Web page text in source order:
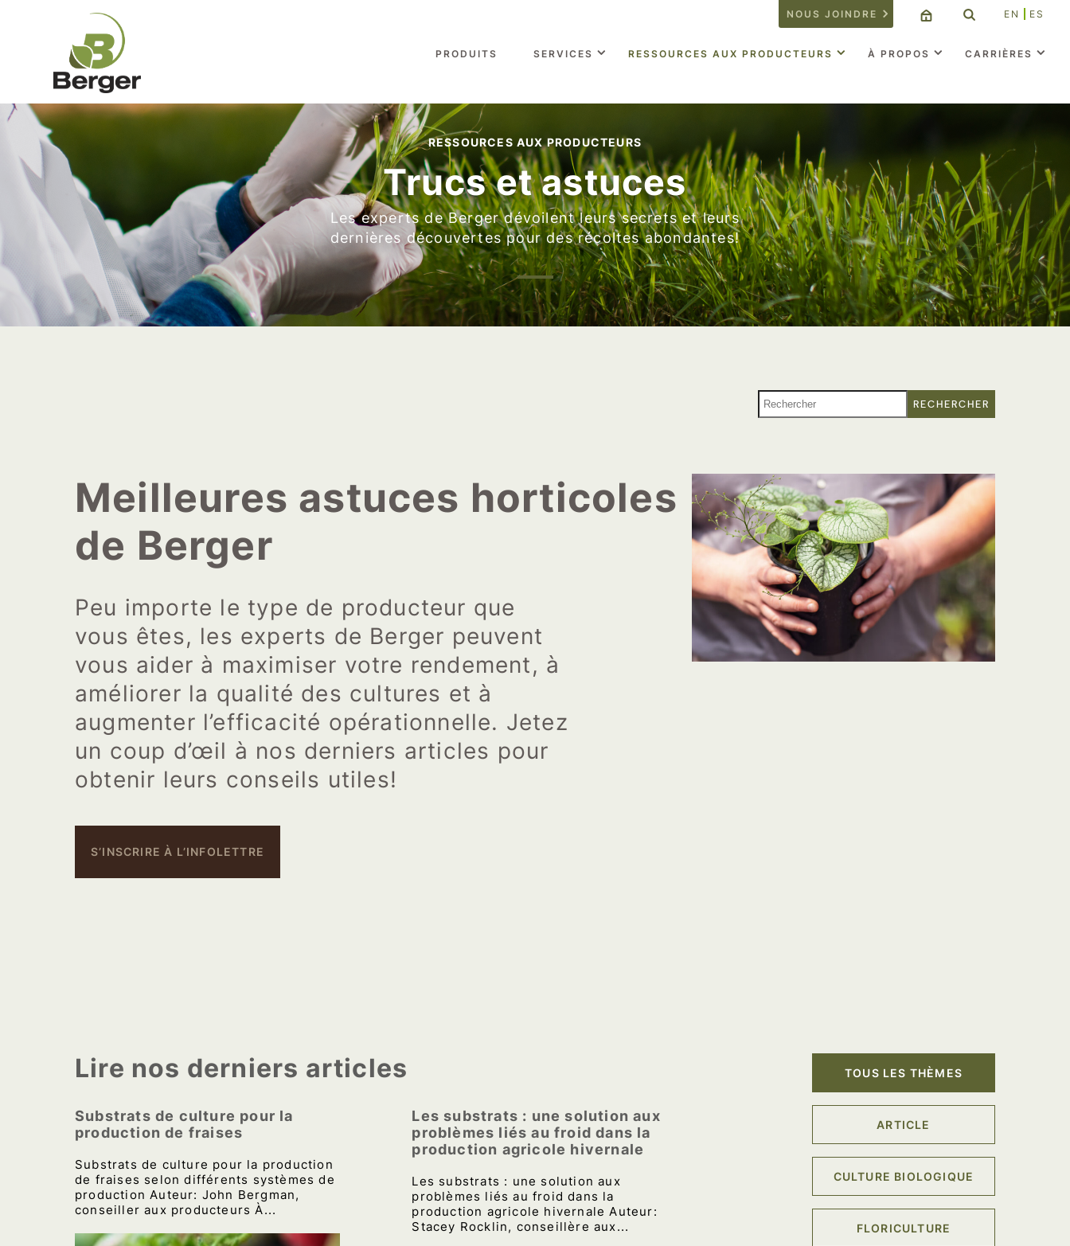
NOUS JOINDRE EN ES
PRODUITS SERVICES RESSOURCES AUX PRODUCTEURS À PROPOS CARRIÈRES
RESSOURCES AUX PRODUCTEURS
Trucs et astuces
Les experts de Berger dévoilent leurs secrets et leurs
dernières découvertes pour des récoltes abondantes!
RECHERCHER
Meilleures astuces horticoles
de Berger
Peu importe le type de producteur que
vous êtes, les experts de Berger peuvent
vous aider à maximiser votre rendement, à
améliorer la qualité des cultures et à
augmenter l’efficacité opérationnelle. Jetez
un coup d’œil à nos derniers articles pour
obtenir leurs conseils utiles!
S’INSCRIRE À L’INFOLETTRE
TOUS LES THÈMES
ARTICLE
CULTURE BIOLOGIQUE
FLORICULTURE
Lire nos derniers articles
Substrats de culture pour la
production de fraises
Substrats de culture pour la production
de fraises selon différents systèmes de
production Auteur: John Bergman,
conseiller aux producteurs À...
Les substrats : une solution aux
problèmes liés au froid dans la
production agricole hivernale
Les substrats : une solution aux
problèmes liés au froid dans la
production agricole hivernale Auteur:
Stacey Rocklin, conseillère aux...